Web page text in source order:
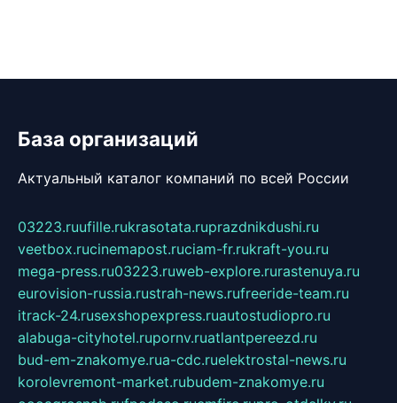
База организаций
Актуальный каталог компаний по всей России
03223.ruufille.rukrasotata.ruprazdnikdushi.ru
veetbox.rucinemapost.ruciam-fr.rukraft-you.ru
mega-press.ru03223.ruweb-explore.rurastenuya.ru
eurovision-russia.rustrah-news.rufreeride-team.ru
itrack-24.rusexshopexpress.ruautostudiopro.ru
alabuga-cityhotel.rupornv.ruatlantpereezd.ru
bud-em-znakomye.rua-cdc.ruelektrostal-news.ru
korolevremont-market.rubudem-znakomye.ru